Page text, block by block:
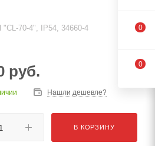
70-4", IP54, 34660-4
руб.
Нашли дешевле?
В КОРЗИНУ
0
0